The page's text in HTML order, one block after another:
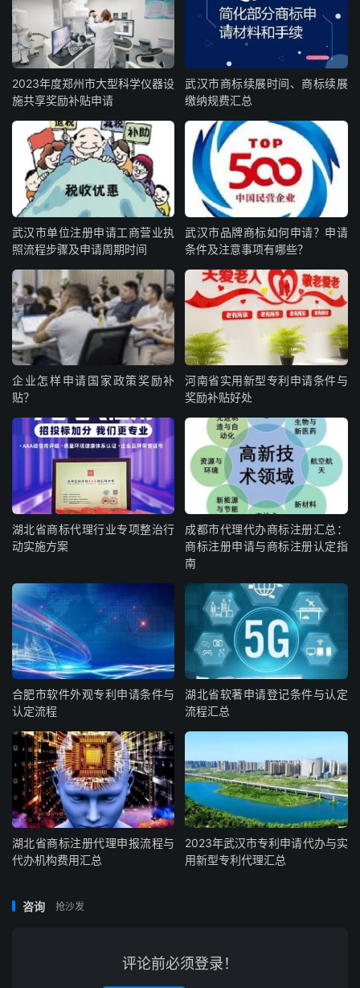
2023年度郑州市大型科学仪器设
施共享奖励补贴申请
武汉市商标续展时间、商标续展
缴纳规费汇总
武汉市单位注册申请工商营业执
照流程步骤及申请周期时间
武汉市品牌商标如何申请？申请
条件及注意事项有哪些？
企业怎样申请国家政策奖励补
贴？
河南省实用新型专利申请条件与
奖励补贴好处
湖北省商标代理行业专项整治行
动实施方案
成都市代理代办商标注册汇总：
商标注册申请与商标注册认定指
南
合肥市软件外观专利申请条件与
认定流程
湖北省软著申请登记条件与认定
流程汇总
湖北省商标注册代理申报流程与
代办机构费用汇总
2023年武汉市专利申请代办与实
用新型专利代理汇总
咨询 抢沙发
评论前必须登录！